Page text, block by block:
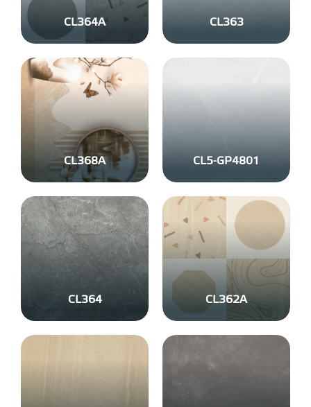
CL364A CL363
CL368A CL5-GP4801
CL364 CL362A